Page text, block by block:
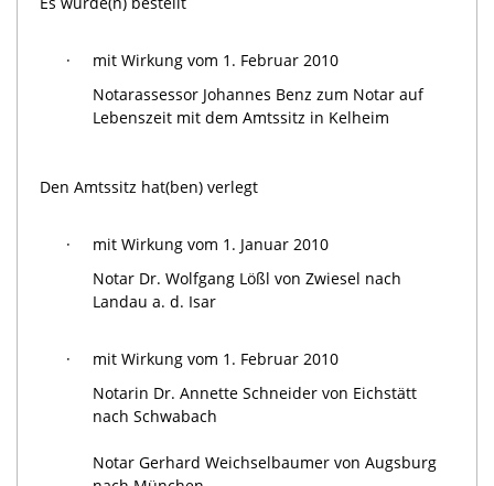
·
mit Wirkung vom 1. Februar 2010
Notarassessor Johannes Benz zum Notar auf
Lebenszeit mit dem Amtssitz in Kelheim
Den Amtssitz hat(ben) verlegt
·
mit Wirkung vom 1. Januar 2010
Notar Dr. Wolfgang Lößl von Zwiesel nach
Landau a. d. Isar
·
mit Wirkung vom 1. Februar 2010
Notarin Dr. Annette Schneider von Eichstätt
nach Schwabach
Notar Gerhard Weichselbaumer von Augsburg